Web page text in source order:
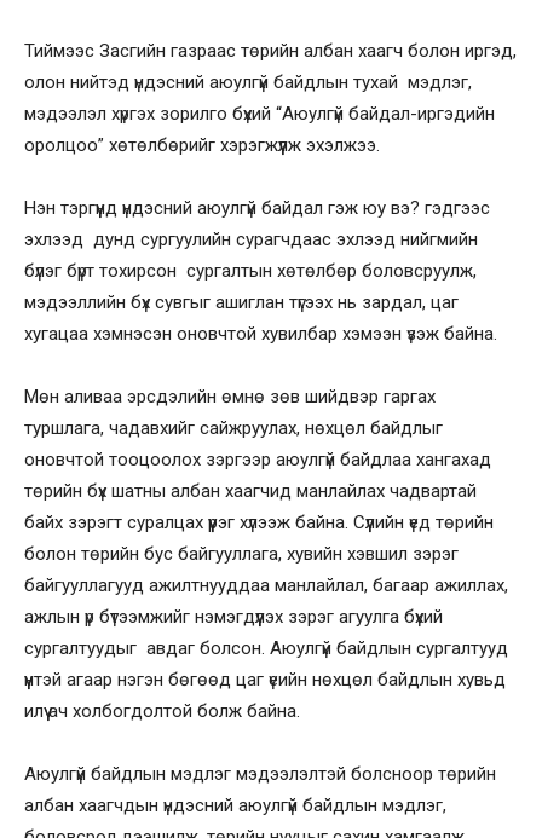
Тиймээс Засгийн газраас төрийн албан хаагч болон иргэд,
олон нийтэд үндэсний аюулгүй байдлын тухай мэдлэг,
мэдээлэл хүргэх зорилго бүхий “Аюулгүй байдал-иргэдийн
оролцоо” хөтөлбөрийг хэрэгжүүлж эхэлжээ.
Нэн тэргүүнд үндэсний аюулгүй байдал гэж юу вэ? гэдгээс
эхлээд дунд сургуулийн сурагчдаас эхлээд нийгмийн
бүлэг бүрт тохирсон сургалтын хөтөлбөр боловсруулж,
мэдээллийн бүх сувгыг ашиглан түгээх нь зардал, цаг
хугацаа хэмнэсэн оновчтой хувилбар хэмээн үзэж байна.
Мөн аливаа эрсдэлийн өмнө зөв шийдвэр гаргах
туршлага, чадавхийг сайжруулах, нөхцөл байдлыг
оновчтой тооцоолох зэргээр аюулгүй байдлаа хангахад
төрийн бүх шатны албан хаагчид манлайлах чадвартай
байх зэрэгт суралцах үүрэг хүлээж байна. Сүүлийн үед төрийн
болон төрийн бус байгууллага, хувийн хэвшил зэрэг
байгууллагууд ажилтнууддаа манлайлал, багаар ажиллах,
ажлын үр бүтээмжийг нэмэгдүүлэх зэрэг агуулга бүхий
сургалтуудыг авдаг болсон. Аюулгүй байдлын сургалтууд
үүнтэй агаар нэгэн бөгөөд цаг үеийн нөхцөл байдлын хувьд
илүү ач холбогдолтой болж байна.
Аюулгүй байдлын мэдлэг мэдээлэлтэй болсноор төрийн
албан хаагчдын үндэсний аюулгүй байдлын мэдлэг,